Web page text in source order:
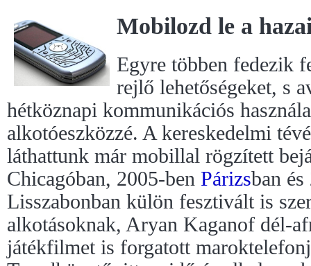
Mobilozd le a
Egyre többen fedezik
rejlő lehetőségeket, s
hétköznapi kommunikációs
alkotóeszközzé. A kereskedelmi
láthattunk már mobillal rögzített
Chicagóban, 2005-ben Párizsban
Lisszabonban külön fesztivált is
alkotásoknak, Aryan Kaganof dél-
játékfilmet is forgatott